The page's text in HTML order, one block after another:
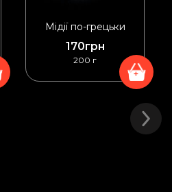
Мідії по-грецьки
170грн
200 г
+